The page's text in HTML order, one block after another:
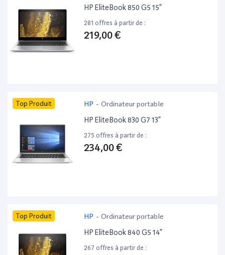
HP EliteBook 850 G5 15”
281 offres à partir de :
219,00 €
Top Produit HP - Ordinateur portable
HP EliteBook 830 G7 13”
275 offres à partir de :
234,00 €
Top Produit HP - Ordinateur portable
HP EliteBook 840 G5 14”
267 offres à partir de :